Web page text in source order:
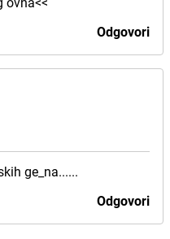
Odgovori
ge_na......
Odgovori